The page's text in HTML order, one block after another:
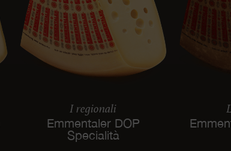
I regionali
Emmentaler DOP
Specialità